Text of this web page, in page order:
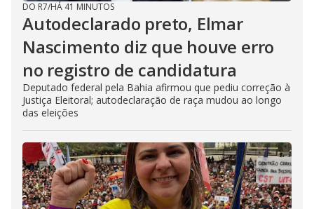
DO R7/HÁ 41 MINUTOS
Autodeclarado preto, Elmar
Nascimento diz que houve erro
no registro de candidatura
Deputado federal pela Bahia afirmou que pediu correção à
Justiça Eleitoral; autodeclaração de raça mudou ao longo
das eleições